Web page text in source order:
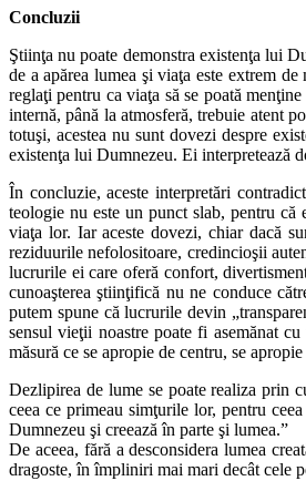
Concluzii
Ştiinţa nu poate demonstra existenţa lui
de a apărea lumea şi viaţa este extrem
reglaţi pentru ca viaţa să se poată
internă, până la atmosferă, trebuie atent
totuşi, acestea nu sunt dovezi despre
existenţa lui Dumnezeu. Ei interpretează
În concluzie, aceste interpretări
teologie nu este un punct slab, pentru
viaţa lor. Iar aceste dovezi, chiar dacă
reziduurile nefolositoare, credincioşii
lucrurile ei care oferă confort,
cunoaşterea ştiinţifică nu ne conduce
putem spune că lucrurile devin
sensul vieţii noastre poate fi asemănat
măsură ce se apropie de centru, se
Dezlipirea de lume se poate realiza prin
ceea ce primeau simţurile lor, pentru
Dumnezeu şi creează în parte şi lumea.”
De aceea, fără a desconsidera lumea
dragoste, în împliniri mai mari decât cele